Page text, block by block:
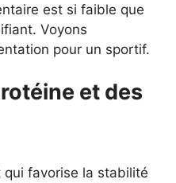
est si faible que
Voyons
pour un sportif.
et des
qui favorise la stabilité